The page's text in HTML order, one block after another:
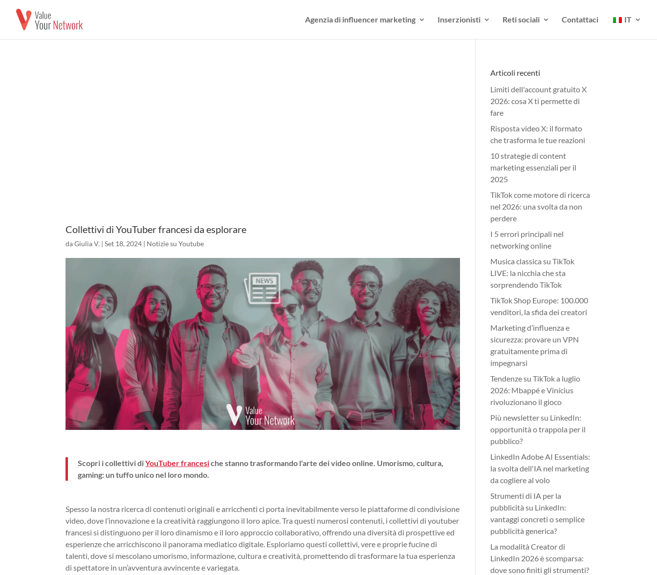
Agenzia di influencer marketing Inserzionisti Reti sociali Contattaci IT
Collettivi di YouTuber francesi da esplorare
daGiulia V. |Set 18, 2024 | Notizie su Youtube
Scopri i collettivi diYouTuber francesiche stanno trasformando l'arte dei video online. Umorismo, cultura,
gaming: un tuffo unico nel loro mondo.
Spesso la nostra ricerca di contenuti originali e arricchenti ci porta inevitabilmente verso le piattaforme di condivisione
video, dove l’innovazione e la creatività raggiungono il loro apice. Tra questi numerosi contenuti, i collettivi di youtuber
francesi si distinguono per il loro dinamismo e il loro approccio collaborativo, offrendo una diversità di prospettive ed
esperienze che arricchiscono il panorama mediatico digitale. Esploriamo questi collettivi, vere e proprie fucine di
talenti, dove si mescolano umorismo, informazione, cultura e creatività, promettendo di trasformare la tua esperienza
di spettatore in un’avventura avvincente e variegata.
Articoli recenti
Limiti dell'account gratuito X
2026: cosa X ti permette di
fare
Risposta video X: il formato
che trasforma le tue reazioni
10 strategie di content
marketing essenziali per il
2025
TikTok come motore di ricerca
nel 2026: una svolta da non
perdere
I 5 errori principali nel
networking online
Musica classica su TikTok
LIVE: la nicchia che sta
sorprendendo TikTok
TikTok Shop Europe: 100.000
venditori, la sfida dei creatori
Marketing d’influenza e
sicurezza: provare un VPN
gratuitamente prima di
impegnarsi
Tendenze su TikTok a luglio
2026: Mbappé e Vinícius
rivoluzionano il gioco
Più newsletter su LinkedIn:
opportunità o trappola per il
pubblico?
LinkedIn Adobe AI Essentials:
la svolta dell'IA nel marketing
da cogliere al volo
Strumenti di IA per la
pubblicità su LinkedIn:
vantaggi concreti o semplice
pubblicità generica?
La modalità Creator di
LinkedIn 2026 è scomparsa:
dove sono finiti gli strumenti?